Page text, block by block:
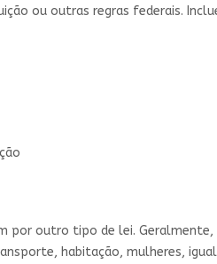
ou outras regras federais.
por outro tipo de lei.
habitação, mulheres,